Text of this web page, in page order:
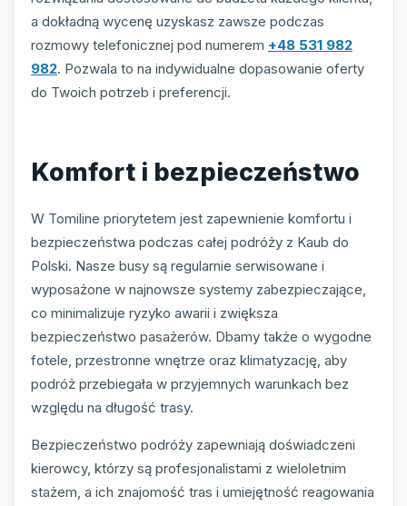
a dokładną wycenę uzyskasz zawsze podczas
rozmowy telefonicznej pod numerem +48 531 982
982. Pozwala to na indywidualne dopasowanie oferty
do Twoich potrzeb i preferencji.
Komfort i bezpieczeństwo
W Tomiline priorytetem jest zapewnienie komfortu i
bezpieczeństwa podczas całej podróży z Kaub do
Polski. Nasze busy są regularnie serwisowane i
wyposażone w najnowsze systemy zabezpieczające,
co minimalizuje ryzyko awarii i zwiększa
bezpieczeństwo pasażerów. Dbamy także o wygodne
fotele, przestronne wnętrze oraz klimatyzację, aby
podróż przebiegała w przyjemnych warunkach bez
względu na długość trasy.
Bezpieczeństwo podróży zapewniają doświadczeni
kierowcy, którzy są profesjonalistami z wieloletnim
stażem, a ich znajomość tras i umiejętność reagowania